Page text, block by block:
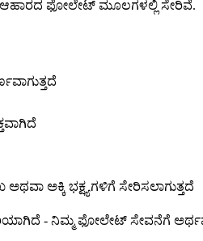
ಆಹಾರದ ಫೋಲೇಟ್ ಮೂಲಗಳಲ್ಲಿ ಸೇರಿವೆ.
ಅಕ್ಕಿ ಭಕ್ಷ್ಯಗಳಿಗೆ ಸೇರಿಸಲಾಗುತ್ತದೆ
- ನಿಮ್ಮ ಫೋಲೇಟ್ ಸೇವನೆಗೆ